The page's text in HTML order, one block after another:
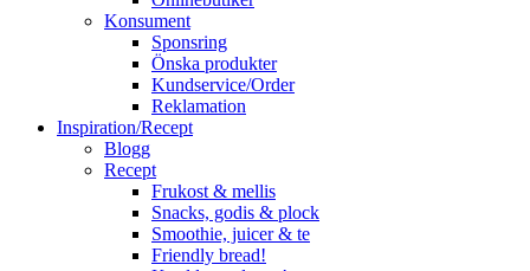
Konsument
Sponsring
Önska produkter
Kundservice/Order
Reklamation
Inspiration/Recept
Blogg
Recept
Frukost & mellis
Snacks, godis & plock
Smoothie, juicer & te
Friendly bread!